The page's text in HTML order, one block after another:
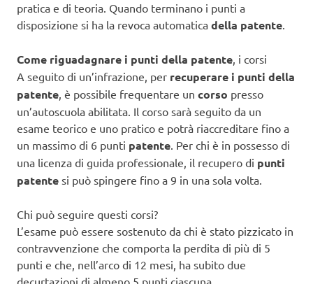
pratica e di teoria. Quando terminano i punti a
disposizione si ha la revoca automatica della patente.
Come riguadagnare i punti della patente, i corsi
A seguito di un’infrazione, per recuperare i punti della
patente, è possibile frequentare un corso presso
un’autoscuola abilitata. Il corso sarà seguito da un
esame teorico e uno pratico e potrà riaccreditare fino a
un massimo di 6 punti patente. Per chi è in possesso di
una licenza di guida professionale, il recupero di punti
patente si può spingere fino a 9 in una sola volta.
Chi può seguire questi corsi?
L’esame può essere sostenuto da chi è stato pizzicato in
contravvenzione che comporta la perdita di più di 5
punti e che, nell’arco di 12 mesi, ha subito due